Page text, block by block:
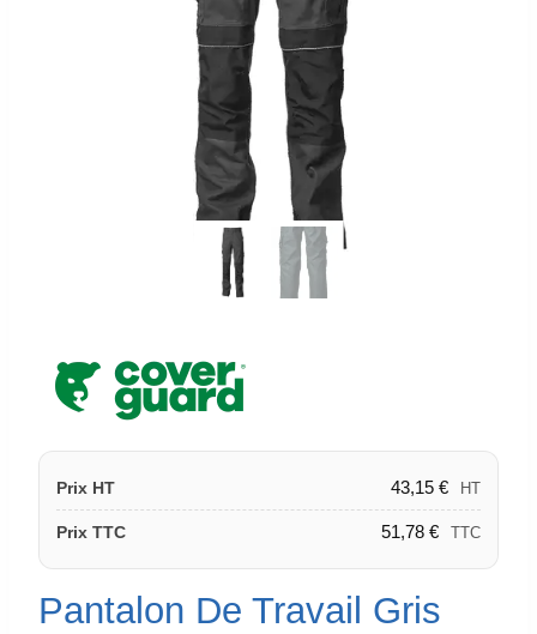
Prix HT 43,15 € HT
Prix TTC 51,78 € TTC
Pantalon De Travail Gris